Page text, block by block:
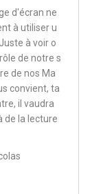
d'écran ne
à utiliser u
à voir o
de notre s
de nos Ma
convient, ta
il vaudra
de la lecture